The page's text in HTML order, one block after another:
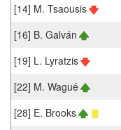
[14] M. Tsaousis
[16] B. Galván
[19] L. Lyratzis
[22] M. Wagué
[28] E. Brooks